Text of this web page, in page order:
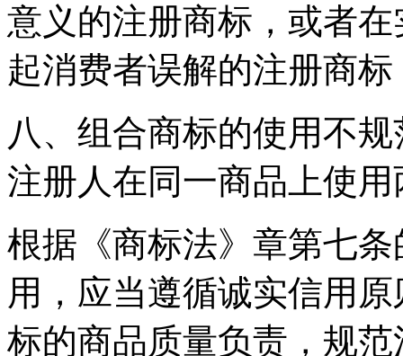
意义的注册商标，或者
起消费者误解的注册商标
八、组合商标的使用不
注册人在同一商品上使
根据《商标法》章第七
用，应当遵循诚实信用
标的商品质量负责，规